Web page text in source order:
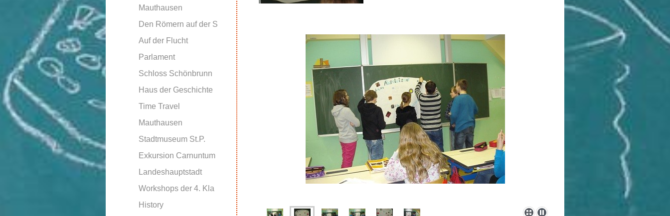
Mauthausen
Den Römern auf der S
Auf der Flucht
Parlament
Schloss Schönbrunn
Haus der Geschichte
Time Travel
Mauthausen
Stadtmuseum St.P.
Exkursion Carnuntum
Landeshauptstadt
Workshops der 4. Kla
History